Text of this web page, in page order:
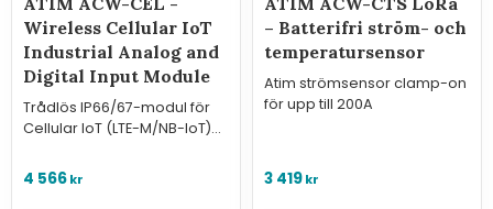
Wireless Cellular IoT
Industrial Analog and
Digital Input Module
Trådlös IP66/67-modul för
Cellular IoT (LTE-M/NB-IoT)
10V) och digitala ingångar.
4 566kr
– Batterifri ström- och
temperatursensor
Atim strömsensor clamp-on
för upp till 200A
3 419kr